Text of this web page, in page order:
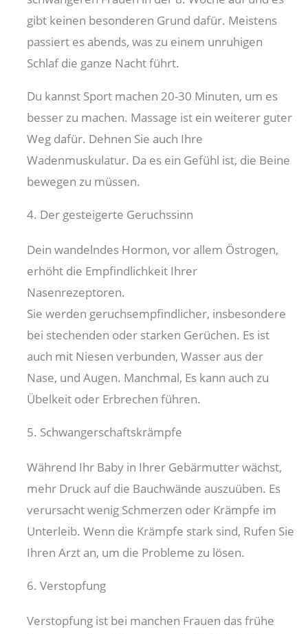
gibt keinen besonderen Grund dafür. Meistens
passiert es abends, was zu einem unruhigen
Schlaf die ganze Nacht führt.
Du kannst Sport machen 20-30 Minuten, um es
besser zu machen. Massage ist ein weiterer guter
Weg dafür. Dehnen Sie auch Ihre
Wadenmuskulatur. Da es ein Gefühl ist, die Beine
bewegen zu müssen.
4. Der gesteigerte Geruchssinn
Dein wandelndes Hormon, vor allem Östrogen,
erhöht die Empfindlichkeit Ihrer
Nasenrezeptoren.
Sie werden geruchsempfindlicher, insbesondere
bei stechenden oder starken Gerüchen. Es ist
auch mit Niesen verbunden, Wasser aus der
Nase, und Augen. Manchmal, Es kann auch zu
Übelkeit oder Erbrechen führen.
5. Schwangerschaftskrämpfe
Während Ihr Baby in Ihrer Gebärmutter wächst,
mehr Druck auf die Bauchwände auszuüben. Es
verursacht wenig Schmerzen oder Krämpfe im
Unterleib. Wenn die Krämpfe stark sind, Rufen Sie
Ihren Arzt an, um die Probleme zu lösen.
6. Verstopfung
Verstopfung ist bei manchen Frauen das frühe